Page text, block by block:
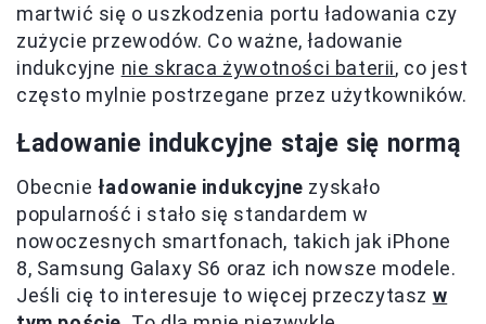
martwić się o uszkodzenia portu ładowania czy
zużycie przewodów. Co ważne, ładowanie
indukcyjne nie skraca żywotności baterii, co jest
często mylnie postrzegane przez użytkowników.
Ładowanie indukcyjne staje się normą
Obecnie ładowanie indukcyjne zyskało
popularność i stało się standardem w
nowoczesnych smartfonach, takich jak iPhone
8, Samsung Galaxy S6 oraz ich nowsze modele.
Jeśli cię to interesuje to więcej przeczytasz w